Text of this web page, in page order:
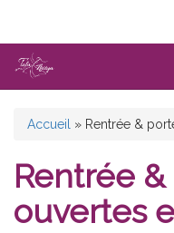
contenu
principal
Vous
ici
Accueil » Rentrée &
Rentrée
ouvertes